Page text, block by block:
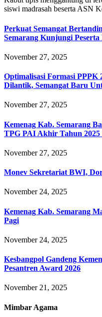
siswi madrasah beserta ASN
Perkuat Semangat
Semarang Kunjungi
November 27, 2025
Optimalisasi Formasi PPPK
Dilantik, Semangat Baru
November 27, 2025
Kemenag Kab. Semarang
TPG PAI Akhir Tahun 2025
November 27, 2025
Monev Sekretariat BWI,
November 24, 2025
Kemenag Kab. Semarang
Pagi
November 24, 2025
Kesbangpol Gandeng
Pesantren Award 2026
November 21, 2025
Mimbar Agama